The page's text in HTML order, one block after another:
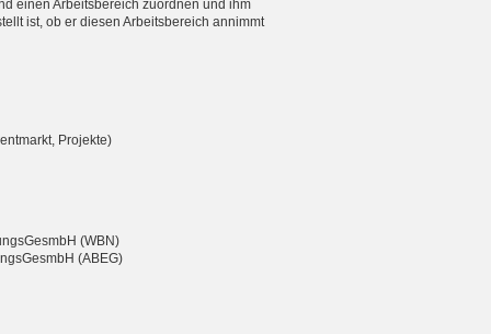
einen Arbeitsbereich zuordnen und ihm
ist, ob er diesen Arbeitsbereich annimmt
Projekte)
(WBN)
(ABEG)